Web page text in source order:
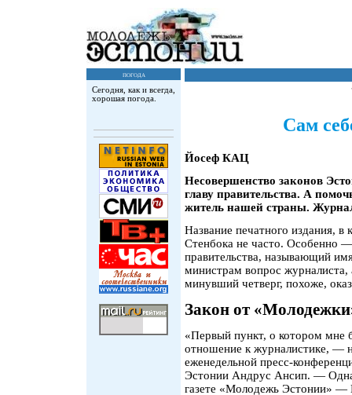
погода
Сегодня, как и всегда,
хорошая погода.
Сам
Йосеф КАЦ
Несовершенство законов
главу правительства. А
житель нашей страны.
Название печатного издания,
Стенбока не часто. Особенно —
правительства, называющий
министрам вопрос журналиста,
минувший четверг, похоже,
Закон от
«Первый пункт, о котором мне
отношение к журналистике, —
еженедельной пресс-
Эстонии Андрус Ансип. — Одна
газете «Молодежь Эстонии» —